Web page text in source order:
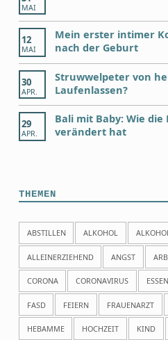
MAI
12
MAI
Mein erster intimer
nach der Geburt
30
APR.
Struwwelpeter von
Laufenlassen?
29
APR.
Bali mit Baby: Wie die
verändert hat
THEMEN
ABSTILLEN ALKOHOL
ALLEINERZIEHEND ANGST
CORONA CORONAVIRUS ESSEN
FASD FEIERN FRAUENARZT
HEBAMME HOCHZEIT KIND